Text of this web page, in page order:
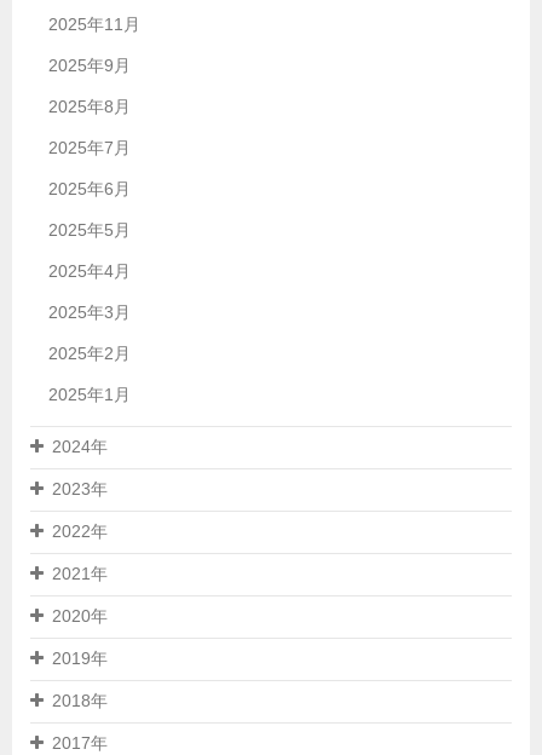
2025年11月
2025年9月
2025年8月
2025年7月
2025年6月
2025年5月
2025年4月
2025年3月
2025年2月
2025年1月
2024年
2023年
2022年
2021年
2020年
2019年
2018年
2017年